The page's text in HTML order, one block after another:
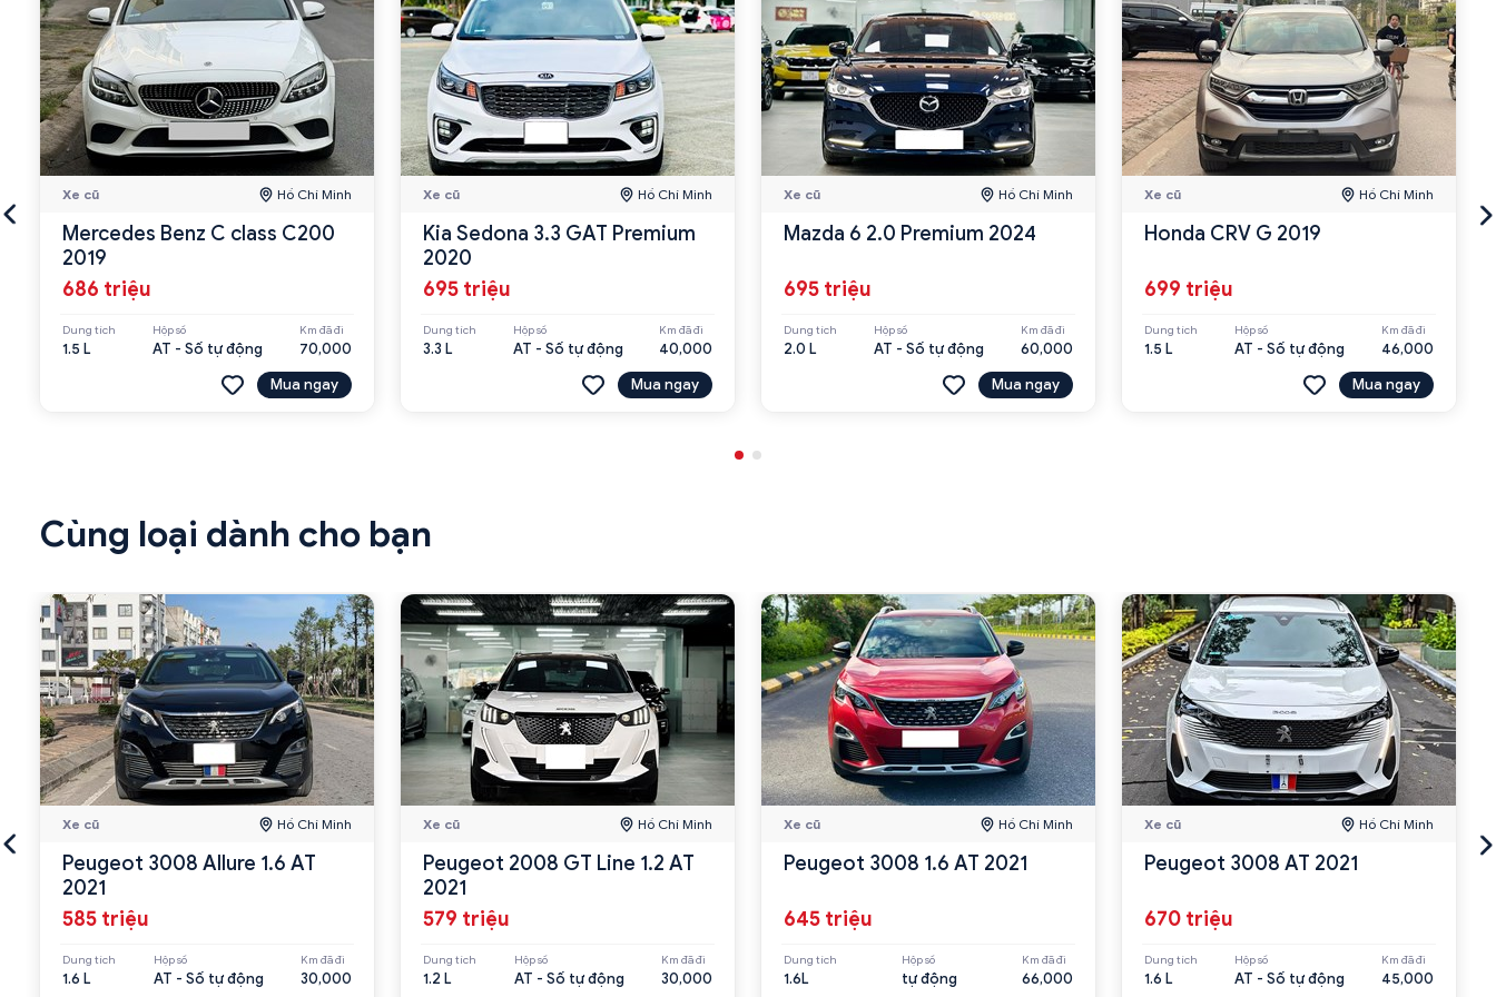
Xe cũ Hồ Chí Minh
Mercedes Benz C class C200
2019
686 triệu
Dung tích
1.5 L
Hộp số
AT - Số tự động
Km đã đi
70,000
Mua ngay
Xe cũ Hồ Chí Minh
Kia Sedona 3.3 GAT Premium
2020
695 triệu
Dung tích
3.3 L
Hộp số
AT - Số tự động
Km đã đi
40,000
Mua ngay
Xe cũ Hồ Chí Minh
Mazda 6 2.0 Premium 2024
695 triệu
Dung tích
2.0 L
Hộp số
AT - Số tự động
Km đã đi
60,000
Mua ngay
Xe cũ Hồ Chí Minh
Honda CRV G 2019
699 triệu
Dung tích
1.5 L
Hộp số
AT - Số tự động
Km đã đi
46,000
Mua ngay
Cùng loại dành cho bạn
Xe cũ Hồ Chí Minh
Peugeot 3008 Allure 1.6 AT
2021
585 triệu
Dung tích
1.6 L
Hộp số
AT - Số tự động
Km đã đi
30,000
Xe cũ Hồ Chí Minh
Peugeot 2008 GT Line 1.2 AT
2021
579 triệu
Dung tích
1.2 L
Hộp số
AT - Số tự động
Km đã đi
30,000
Xe cũ Hồ Chí Minh
Peugeot 3008 1.6 AT 2021
645 triệu
Dung tích
1.6L
Hộp số
tự động
Km đã đi
66,000
Xe cũ Hồ Chí Minh
Peugeot 3008 AT 2021
670 triệu
Dung tích
1.6 L
Hộp số
AT - Số tự động
Km đã đi
45,000